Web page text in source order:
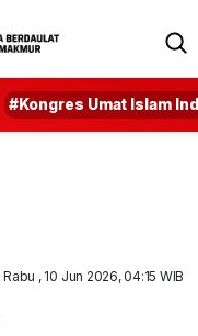
#Kongres Umat Islam
Rabu , 10 Jun 2026, 04:15 WIB